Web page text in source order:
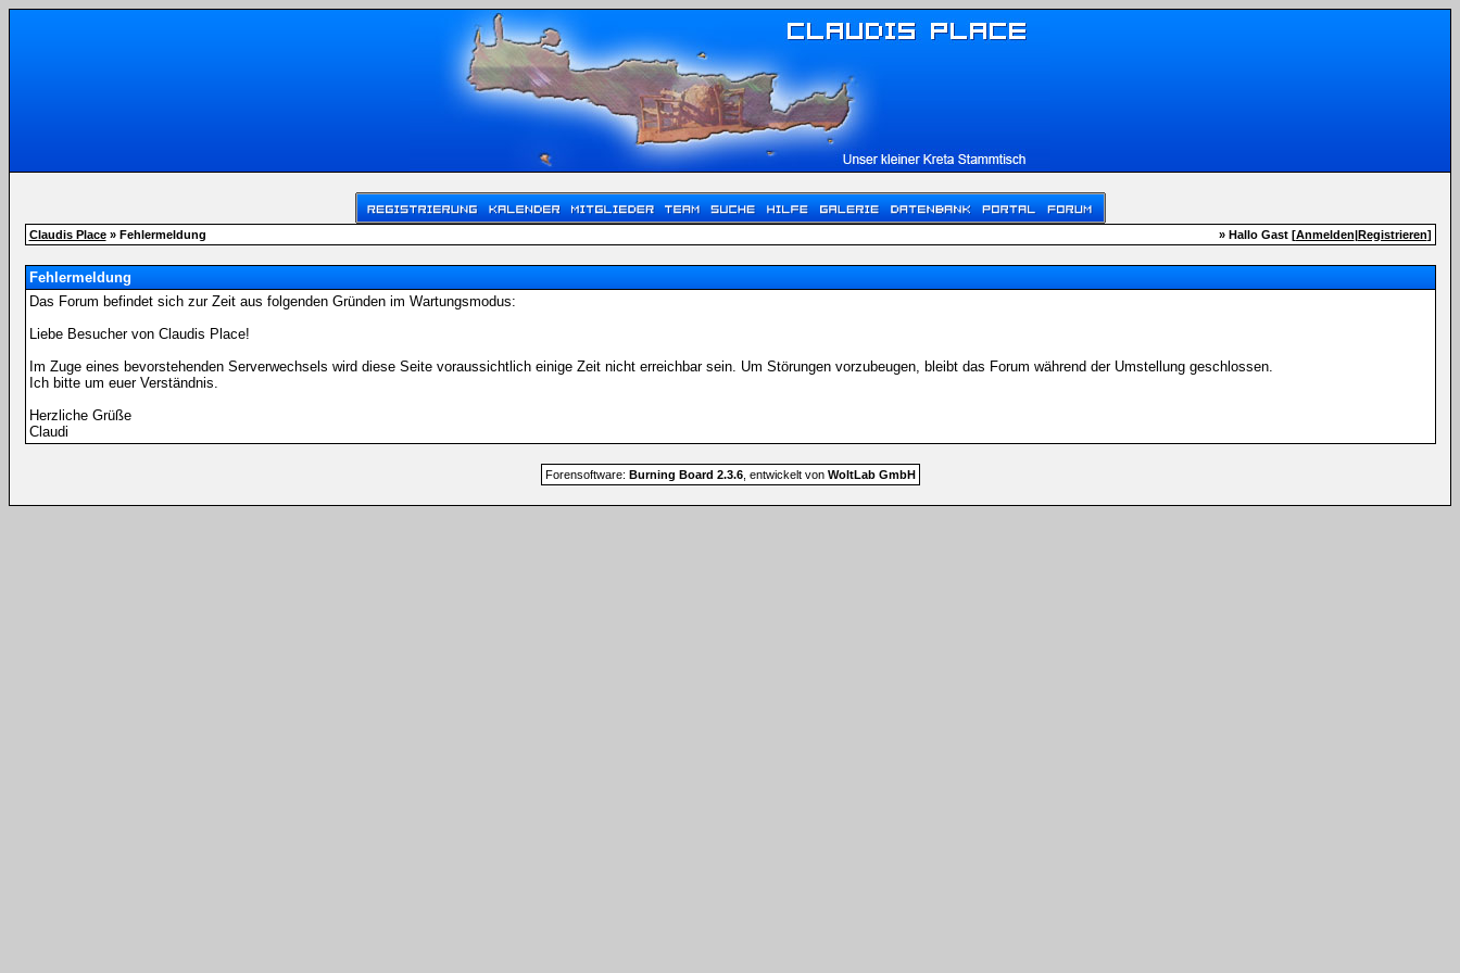
Claudis Place» Fehlermeldung » Hallo Gast [Anmelden|Registrieren]
Fehlermeldung
Das Forum befindet sich zur Zeit aus folgenden Gründen im Wartungsmodus:
Liebe Besucher von Claudis Place!
Im Zuge eines bevorstehenden Serverwechsels wird diese Seite voraussichtlich einige Zeit nicht erreichbar sein. Um Störungen vorzubeugen, bleibt das Forum während der Umstellung geschlossen.
Ich bitte um euer Verständnis.
Herzliche Grüße
Claudi
Forensoftware: Burning Board 2.3.6, entwickelt von WoltLab GmbH